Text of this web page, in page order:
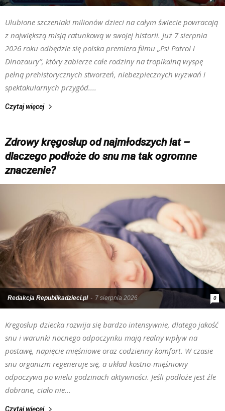
Ulubione szczeniaki milionów dzieci na całym świecie powracają
z największą misją ratunkową w swojej historii. Już 7 sierpnia
2026 roku odbędzie się polska premiera filmu „Psi Patrol i
Dinozaury”, który zabierze całe rodziny na tropikalną wyspę
pełną prehistorycznych stworzeń, niebezpiecznych wyzwań i
spektakularnych przygód....
Czytaj więcej
Zdrowy kręgosłup od najmłodszych lat –
dlaczego podłoże do snu ma tak ogromne
znaczenie?
Redakcja Republikadzieci.pl - 7 sierpnia 2026 0
Kręgosłup dziecka rozwija się bardzo intensywnie, dlatego jakość
snu i warunki nocnego odpoczynku mają realny wpływ na
postawę, napięcie mięśniowe oraz codzienny komfort. W czasie
snu organizm regeneruje się, a układ kostno-mięśniowy
odpoczywa po wielu godzinach aktywności. Jeśli podłoże jest źle
dobrane, ciało nie...
Czytaj więcej